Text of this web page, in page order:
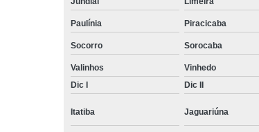
Paulínia Piracicaba
Socorro Sorocaba
Valinhos Vinhedo
Dic I
Dic II
Itatiba Jaguariúna